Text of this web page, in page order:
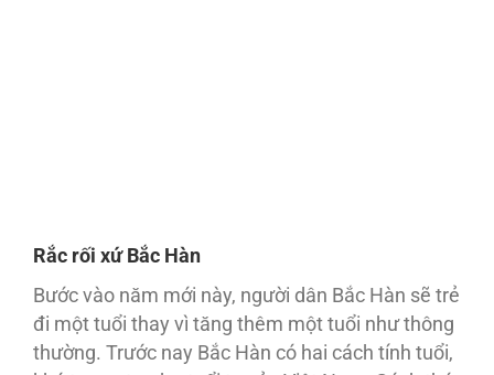
Rắc rối xứ Bắc Hàn
Bước vào năm mới này, người dân Bắc Hàn sẽ trẻ
đi một tuổi thay vì tăng thêm một tuổi như thông
thường. Trước nay Bắc Hàn có hai cách tính tuổi,